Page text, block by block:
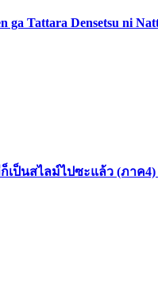
ga Tattara Densetsu
ก็เป็นสไลม์ไปซะแล้ว (ภาค